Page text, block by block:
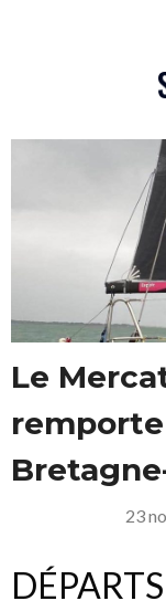
Le
23